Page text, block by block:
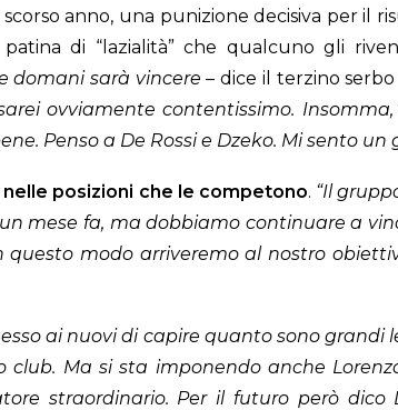
anno, una punizione decisiva per il
di “lazialità” che qualcuno gli
domani sarà vincere – dice il terzino serbo
ovviamente contentissimo.
Penso a De Rossi e Dzeko. Mi sento
nelle posizioni che le competono. “Il
mese fa, ma dobbiamo continuare a
modo arriveremo al nostro
ai nuovi di capire quanto sono grandi
Ma si sta imponendo anche
straordinario. Per il futuro però dico